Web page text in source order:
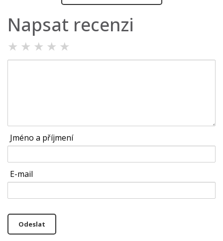
Napsat recenzi
★ ★ ★ ★ ★
Jméno a příjmení
E-mail
Odeslat